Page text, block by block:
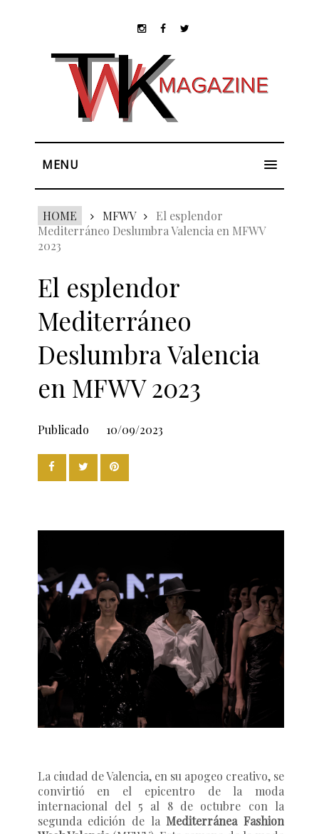
MENU
HOME MFWV
El esplendor
Mediterráneo Deslumbra Valencia en MFWV
2023
El esplendor
Mediterráneo
Deslumbra Valencia
en MFWV 2023
Publicado 10/09/2023
La ciudad de Valencia, en su apogeo creativo, se
convirtió en el epicentro de la moda
internacional del 5 al 8 de octubre con la
segunda edición de laMediterránea Fashion